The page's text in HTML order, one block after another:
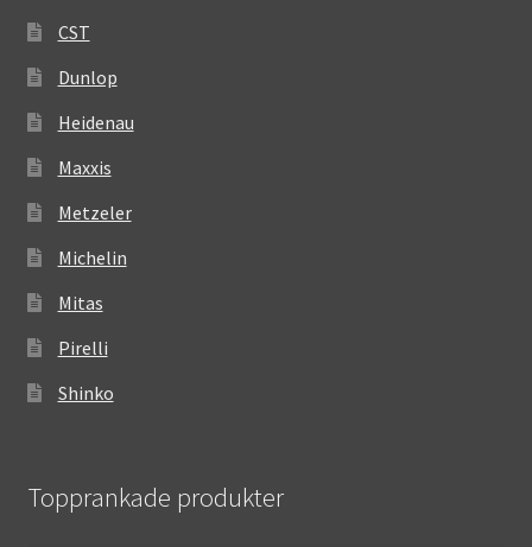
CST
Dunlop
Heidenau
Maxxis
Metzeler
Michelin
Mitas
Pirelli
Shinko
Topprankade produkter